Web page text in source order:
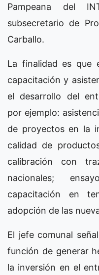
Pampeana del
subsecretario de
Carballo.
La finalidad es que
capacitación y
el desarrollo del
por ejemplo:
de proyectos en la
calidad de
calibración con
nacionales;
capacitación en
adopción de las
El jefe comunal
función de generar
la inversión en el